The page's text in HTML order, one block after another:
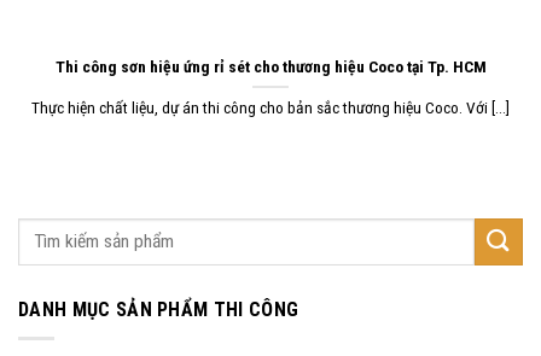
Thi công sơn hiệu ứng rỉ sét cho thương hiệu Coco tại Tp. HCM
Thực hiện chất liệu, dự án thi công cho bản sắc thương hiệu Coco. Với [...]
DANH MỤC SẢN PHẨM THI CÔNG